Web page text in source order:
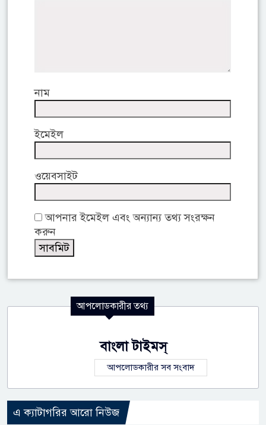
নাম
ইমেইল
ওয়েবসাইট
আপনার ইমেইল এবং অন্যান্য তথ্য সংরক্ষন
করুন
আপলোডকারীর তথ্য
বাংলা টাইমস্
আপলোডকারীর সব সংবাদ
এ ক্যাটাগরির আরো নিউজ